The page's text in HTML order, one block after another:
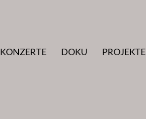
KONZERTE DOKU PROJEKTE